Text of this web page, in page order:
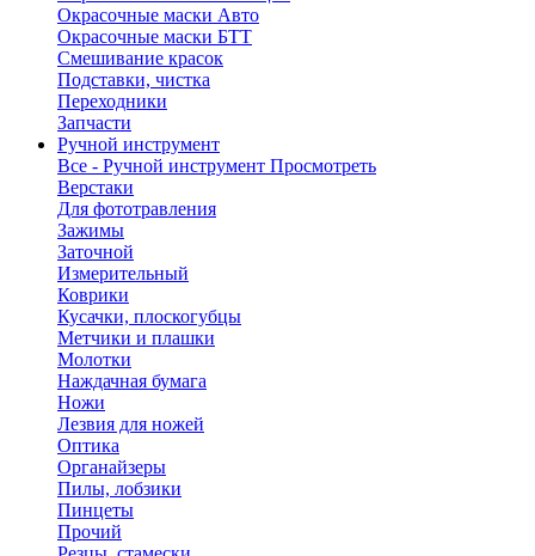
Окрасочные маски Авто
Окрасочные маски БТТ
Смешивание красок
Подставки, чистка
Переходники
Запчасти
Ручной инструмент
Все - Ручной инструмент Просмотреть
Верстаки
Для фототравления
Зажимы
Заточной
Измерительный
Коврики
Кусачки, плоскогубцы
Метчики и плашки
Молотки
Наждачная бумага
Ножи
Лезвия для ножей
Оптика
Органайзеры
Пилы, лобзики
Пинцеты
Прочий